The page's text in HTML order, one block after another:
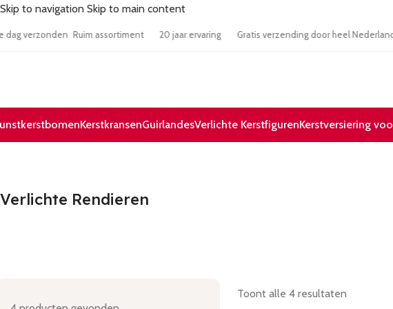
Skip to navigation Skip to main content
dag verzonden Ruim assortiment 20 jaar ervaring Gratis verzending door heel
KerstkransenGuirlandesVerlichte KerstfigurenKerstversiering
Verlichte Rendieren
Toont alle 4 resultaten